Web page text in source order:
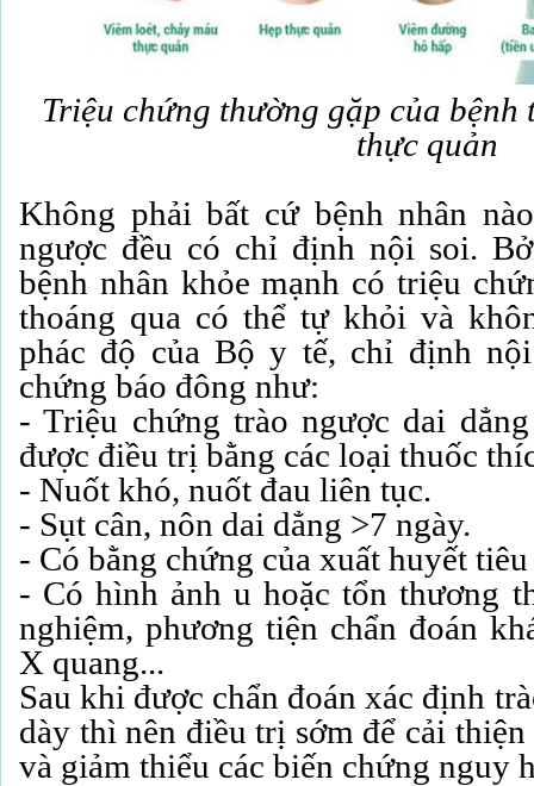
Triệu chứng thường gặp của
thực quản
Không phải bất cứ bệnh nhân
ngược đều có chỉ định nội soi.
bệnh nhân khỏe mạnh có triệu
thoáng qua có thể tự khỏi và
phác độ của Bộ y tế, chỉ định
chứng báo đông như:
- Triệu chứng trào ngược dai
được điều trị bằng các loại thuốc
- Nuốt khó, nuốt đau liên tục.
- Sụt cân, nôn dai dẳng >7 ngày.
- Có bằng chứng của xuất huyết
- Có hình ảnh u hoặc tổn thương
nghiệm, phương tiện chẩn đoán
X quang...
Sau khi được chẩn đoán xác định
dày thì nên điều trị sớm để cải
và giảm thiểu các biến chứng nguy